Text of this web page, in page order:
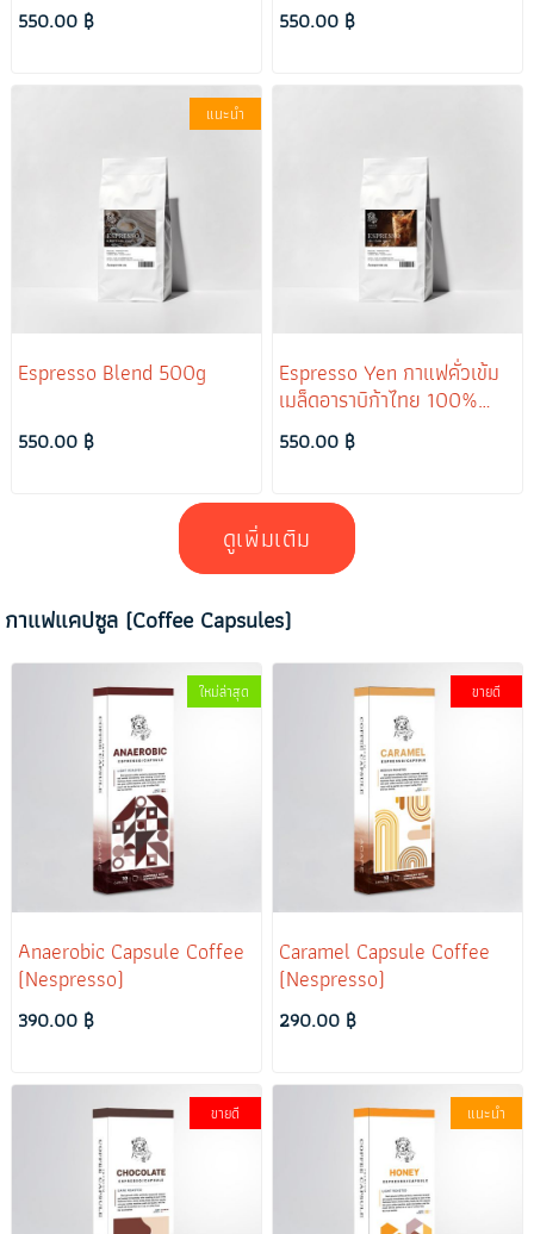
550.00 ฿ 550.00 ฿
แนะนำ
Espresso Blend 500g
550.00 ฿
Espresso Yen กาแฟคั่วเข้ม
เมล็ดอาราบิก้าไทย 100%
(หอมพิเศษเมื่อผสมนม) ขนาด
500 กรัม
550.00 ฿
ดูเพิ่มเติม
กาแฟแคปซูล (Coffee Capsules)
ใหม่ล่าสุด
Anaerobic Capsule Coffee
(Nespresso)
390.00 ฿
ขายดี
Caramel Capsule Coffee
(Nespresso)
290.00 ฿
ขายดี แนะนำ